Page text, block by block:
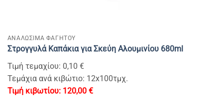
ΑΝΑΛΩΣΙΜΑ ΦΑΓΗΤΟΥ
Στρογγυλά Καπάκια για Σκεύη Αλουμινίου 680ml
Τιμή τεμαχίου: 0,10 €
Τεμάχια ανά κιβώτιο: 12x100τμχ.
120,00 €